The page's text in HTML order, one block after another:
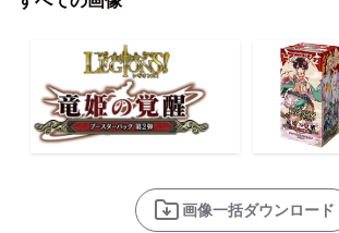
画像一括ダウンロード